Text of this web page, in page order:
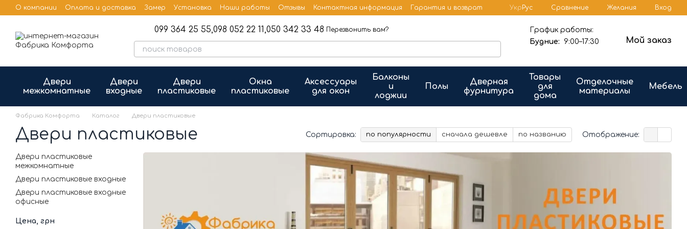
Перейти к основному контенту
О компании Оплата и доставка Замер Установка Наши работы Отзывы Контактная информация
Гарантия и возврат
Бренды
Публичная оферта
УкрРус Сравнение Желания Вход
099 364 25 55,098 052 22 11,050 342 33 48 Перезвонить вам?
График работы:
Будние:
9:00–17:30 Мой заказ
Двери
межкомнатные
Двери
входные
Двери
пластиковые
Окна
пластиковые
Аксессуары
для окон
Балконы
и
лоджии
Полы
Дверная
фурнитура
Товары
для
дома
Отделочные
материалы
Мебель
Фабрика Комфорта Каталог Двери пластиковые
Двери пластиковые Сортировка: по популярности сначала дешевле по названию Отображение:
Двери пластиковые
межкомнатные
Двери пластиковые входные
Двери пластиковые входные
офисные
Цена, грн